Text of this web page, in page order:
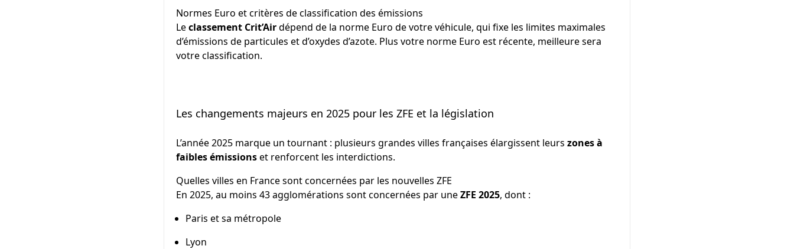
Normes Euro et critères de classification des émissions
Leclassement Crit’Airdépend de la norme Euro de votre véhicule, qui fixe les limites maximales
d’émissions de particules et d’oxydes d’azote. Plus votre norme Euro est récente, meilleure sera
votre classification.
Les changements majeurs en 2025 pour les ZFE et la législation
L’année 2025 marque un tournant : plusieurs grandes villes françaises élargissent leurszones à
faibles émissionset renforcent les interdictions.
Quelles villes en France sont concernées par les nouvelles ZFE
En 2025, au moins 43 agglomérations sont concernées par uneZFE 2025, dont :
Paris et sa métropole
Lyon